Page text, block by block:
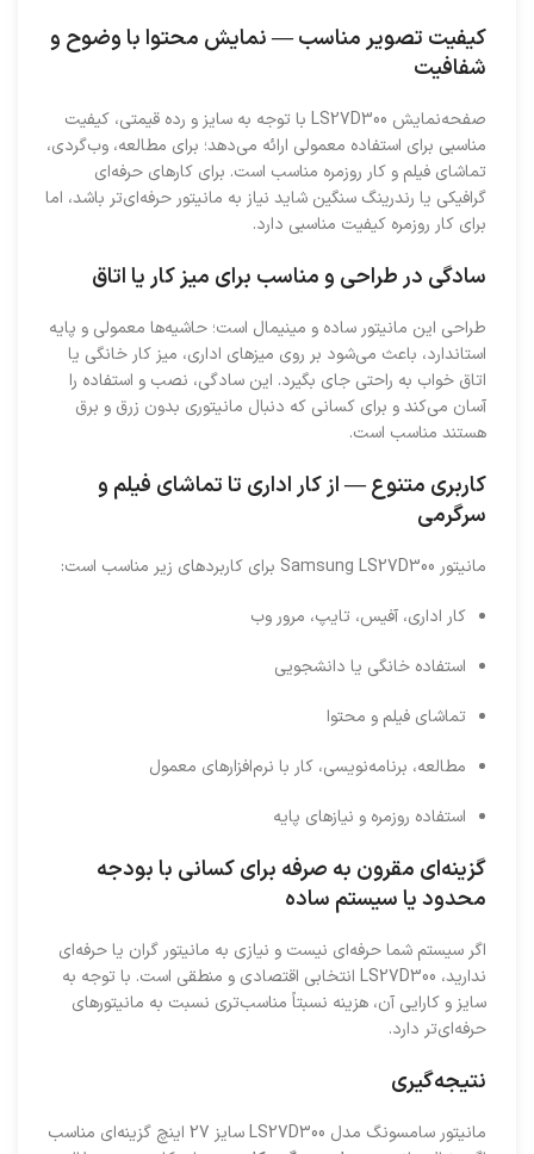
کیفیت تصویر مناسب — نمایش محتوا با وضوح و
شفافیت
صفحه‌نمایش LS27D300 با توجه به سایز و رده قیمتی، کیفیت
مناسبی برای استفاده معمولی ارائه می‌دهد؛ برای مطالعه، وب‌گردی،
تماشای فیلم و کار روزمره مناسب است. برای کارهای حرفه‌ای
گرافیکی یا رندرینگ سنگین شاید نیاز به مانیتور حرفه‌ای‌تر باشد، اما
برای کار روزمره کیفیت مناسبی دارد.
سادگی در طراحی و مناسب برای میز کار یا اتاق
طراحی این مانیتور ساده و مینیمال است؛ حاشیه‌ها معمولی و پایه
استاندارد، باعث می‌شود بر روی میزهای اداری، میز کار خانگی یا
اتاق خواب به‌ راحتی جای بگیرد. این سادگی، نصب و استفاده را
آسان می‌کند و برای کسانی که دنبال مانیتوری بدون زرق و برق
هستند مناسب است.
کاربری متنوع — از کار اداری تا تماشای فیلم و
سرگرمی
مانیتور Samsung LS27D300 برای کاربردهای زیر مناسب است:
کار اداری، آفیس، تایپ، مرور وب
استفاده خانگی یا دانشجویی
تماشای فیلم و محتوا
مطالعه، برنامه‌نویسی، کار با نرم‌افزارهای معمول
استفاده روزمره و نیازهای پایه
گزینه‌ای مقرون به صرفه برای کسانی با بودجه
محدود یا سیستم ساده
اگر سیستم شما حرفه‌ای نیست و نیازی به مانیتور گران یا حرفه‌ای
ندارید، LS27D300 انتخابی اقتصادی و منطقی است. با توجه به
سایز و کارایی آن، هزینه نسبتاً مناسب‌تری نسبت به مانیتورهای
حرفه‌ای‌تر دارد.
نتیجه‌گیری
مانیتور سامسونگ مدل LS27D300 سایز 27 اینچ گزینه‌ای مناسب